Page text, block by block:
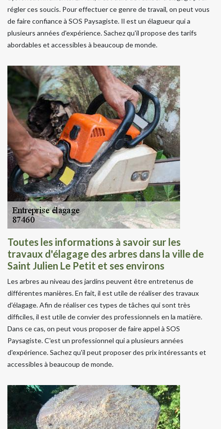
régler ces soucis. Pour effectuer ce genre de travail, on peut vous
de faire confiance à SOS Paysagiste. Il est un élagueur qui a
plusieurs années d'expérience. Sachez qu'il propose des tarifs
abordables et accessibles à beaucoup de monde.
Toutes les informations à savoir sur les
travaux d'élagage des arbres dans la ville de
Saint Julien Le Petit et ses environs
Les arbres au niveau des jardins peuvent être entretenus de
différentes manières. En fait, il est utile de réaliser des travaux
d'élagage. Afin de réaliser ces types de tâches qui sont très
difficiles, il est utile de convier des professionnels en la matière.
Dans ce cas, on peut vous proposer de faire appel à SOS
Paysagiste. C'est un professionnel qui a plusieurs années
d'expérience. Sachez qu'il peut proposer des prix intéressants et
accessibles à beaucoup de monde.